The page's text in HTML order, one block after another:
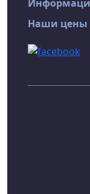
Наши цены